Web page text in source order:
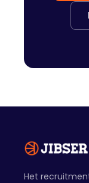
Het